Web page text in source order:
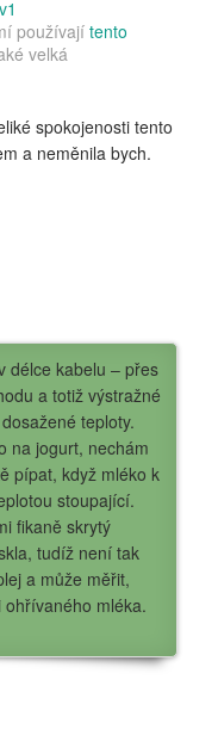
používajítento
velká
spokojenosti tento
a neměnila bych.
délce kabelu – přes
a totiž výstražné
teploty.
na jogurt, nechám
pípat, když mléko k
stoupající.
fikaně skrytý
tudíž není tak
a může měřit,
mléka.